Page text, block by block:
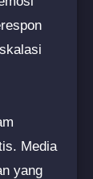
Media
yang